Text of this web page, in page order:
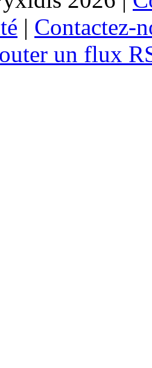
| Contactez-
un flux